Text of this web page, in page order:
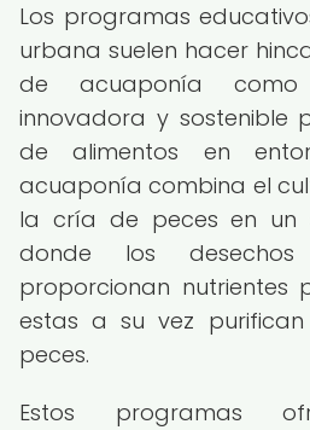
Los programas
urbana suelen hacer
de acuaponía como
innovadora y sostenible
de alimentos en
acuaponía combina el
la cría de peces en un
donde los
proporcionan nutrientes
estas a su vez
peces.
Estos programas